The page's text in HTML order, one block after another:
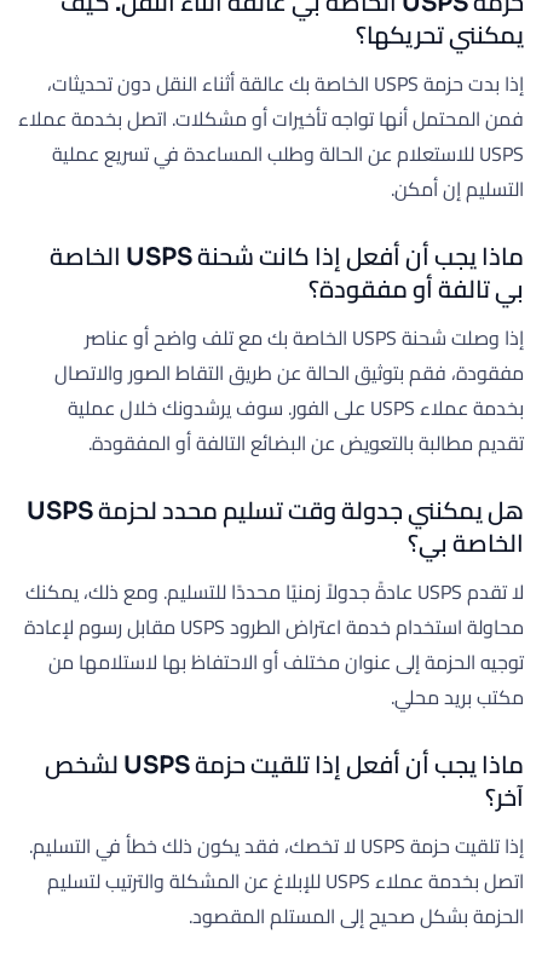
يمكنني تحريكها؟
إذا بدت حزمة USPS الخاصة بك عالقة أثناء النقل دون تحديثات،
فمن المحتمل أنها تواجه تأخيرات أو مشكلات. اتصل بخدمة عملاء
USPS للاستعلام عن الحالة وطلب المساعدة في تسريع عملية
التسليم إن أمكن.
ماذا يجب أن أفعل إذا كانت شحنة USPS الخاصة
بي تالفة أو مفقودة؟
إذا وصلت شحنة USPS الخاصة بك مع تلف واضح أو عناصر
مفقودة، فقم بتوثيق الحالة عن طريق التقاط الصور والاتصال
بخدمة عملاء USPS على الفور. سوف يرشدونك خلال عملية
تقديم مطالبة بالتعويض عن البضائع التالفة أو المفقودة.
هل يمكنني جدولة وقت تسليم محدد لحزمة USPS
الخاصة بي؟
لا تقدم USPS عادةً جدولاً زمنيًا محددًا للتسليم. ومع ذلك، يمكنك
محاولة استخدام خدمة اعتراض الطرود USPS مقابل رسوم لإعادة
توجيه الحزمة إلى عنوان مختلف أو الاحتفاظ بها لاستلامها من
مكتب بريد محلي.
ماذا يجب أن أفعل إذا تلقيت حزمة USPS لشخص
آخر؟
إذا تلقيت حزمة USPS لا تخصك، فقد يكون ذلك خطأ في التسليم.
اتصل بخدمة عملاء USPS للإبلاغ عن المشكلة والترتيب لتسليم
الحزمة بشكل صحيح إلى المستلم المقصود.